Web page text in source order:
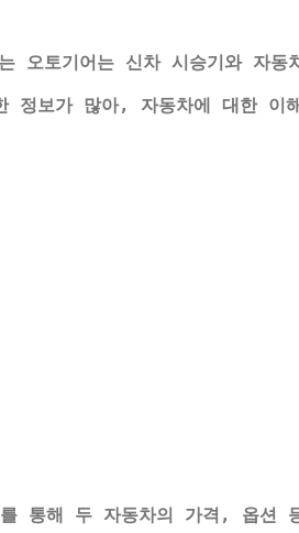
오토기어는 신차 시승기와 자
정보가 많아, 자동차에 대한 이
통해 두 자동차의 가격, 옵션